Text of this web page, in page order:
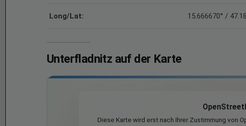
Long/Lat: 15.666670° /
Unterfladnitz auf der Karte
Diese Karte wird erst nach Ihrer Zustimmung von